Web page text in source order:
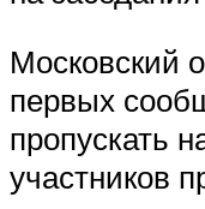
Московский
первых
пропускать
участников